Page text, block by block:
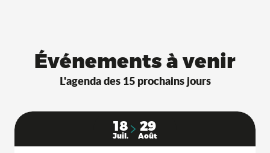
Événements à venir
L'agenda des 15 prochains jours
18
Juil.
29
Août